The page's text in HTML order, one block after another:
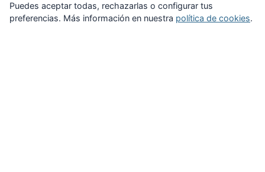
Puedes aceptar todas, rechazarlas o configurar tus
preferencias. Más información en nuestra política de cookies.